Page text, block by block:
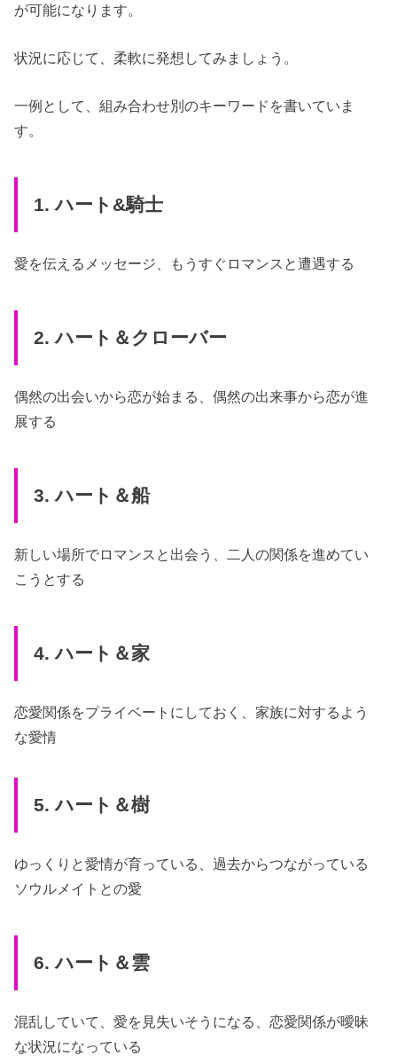
が可能になります。
状況に応じて、柔軟に発想してみましょう。
一例として、組み合わせ別のキーワードを書いていま
す。
1. ハート&騎士
愛を伝えるメッセージ、もうすぐロマンスと遭遇する
2. ハート＆クローバー
偶然の出会いから恋が始まる、偶然の出来事から恋が進
展する
3. ハート＆船
新しい場所でロマンスと出会う、二人の関係を進めてい
こうとする
4. ハート＆家
恋愛関係をプライベートにしておく、家族に対するよう
な愛情
5. ハート＆樹
ゆっくりと愛情が育っている、過去からつながっている
ソウルメイトとの愛
6. ハート＆雲
混乱していて、愛を見失いそうになる、恋愛関係が曖昧
な状況になっている